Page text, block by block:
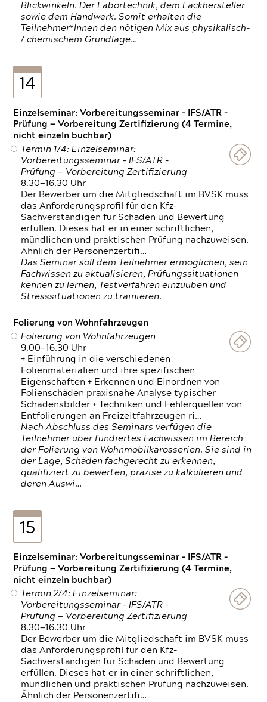
Blickwinkeln. Der Labortechnik, dem Lackhersteller
sowie dem Handwerk. Somit erhalten die
Teilnehmer*Innen den nötigen Mix aus physikalisch-
/ chemischem Grundlage…
14
Einzelseminar: Vorbereitungsseminar - IFS/ATR -
Prüfung — Vorbereitung Zertifizierung (4 Termine,
nicht einzeln buchbar)
Termin 1/4: Einzelseminar:
Vorbereitungsseminar - IFS/ATR -
Prüfung — Vorbereitung Zertifizierung
8.30—16.30 Uhr
Der Bewerber um die Mitgliedschaft im BVSK muss
das Anforderungsprofil für den Kfz-
Sachverständigen für Schäden und Bewertung
erfüllen. Dieses hat er in einer schriftlichen,
mündlichen und praktischen Prüfung nachzuweisen.
Ähnlich der Personenzertifi…
Das Seminar soll dem Teilnehmer ermöglichen, sein
Fachwissen zu aktualisieren, Prüfungssituationen
kennen zu lernen, Testverfahren einzuüben und
Stresssituationen zu trainieren.
Folierung von Wohnfahrzeugen
Folierung von Wohnfahrzeugen
9.00—16.30 Uhr
+ Einführung in die verschiedenen
Folienmaterialien und ihre spezifischen
Eigenschaften + Erkennen und Einordnen von
Folienschäden praxisnahe Analyse typischer
Schadensbilder + Techniken und Fehlerquellen von
Entfolierungen an Freizeitfahrzeugen ri…
Nach Abschluss des Seminars verfügen die
Teilnehmer über fundiertes Fachwissen im Bereich
der Folierung von Wohnmobilkarosserien. Sie sind in
der Lage, Schäden fachgerecht zu erkennen,
qualifiziert zu bewerten, präzise zu kalkulieren und
deren Auswi…
15
Einzelseminar: Vorbereitungsseminar - IFS/ATR -
Prüfung — Vorbereitung Zertifizierung (4 Termine,
nicht einzeln buchbar)
Termin 2/4: Einzelseminar:
Vorbereitungsseminar - IFS/ATR -
Prüfung — Vorbereitung Zertifizierung
8.30—16.30 Uhr
Der Bewerber um die Mitgliedschaft im BVSK muss
das Anforderungsprofil für den Kfz-
Sachverständigen für Schäden und Bewertung
erfüllen. Dieses hat er in einer schriftlichen,
mündlichen und praktischen Prüfung nachzuweisen.
Ähnlich der Personenzertifi…